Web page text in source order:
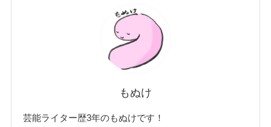
もぬけ
芸能ライター歴3年のもぬけです！